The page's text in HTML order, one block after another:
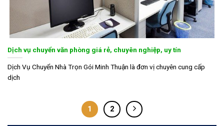
Dịch vụ chuyển văn phòng giá rẻ, chuyên nghiệp, uy tín
Dịch Vụ Chuyển Nhà Trọn Gói Minh Thuận là đơn vị chuyên cung cấp
dịch
1 2